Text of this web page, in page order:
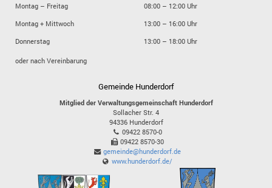
Montag – Freitag
08:00 – 12:00 Uhr
Montag + Mittwoch
13:00 – 16:00 Uhr
Donnerstag
13:00 – 18:00 Uhr
oder nach Vereinbarung
Gemeinde Hunderdorf
Mitglied der Verwaltungsgemeinschaft Hunderdorf
Sollacher Str. 4
94336 Hunderdorf
09422 8570-0
09422 8570-30
gemeinde@hunderdorf.de
www.hunderdorf.de/